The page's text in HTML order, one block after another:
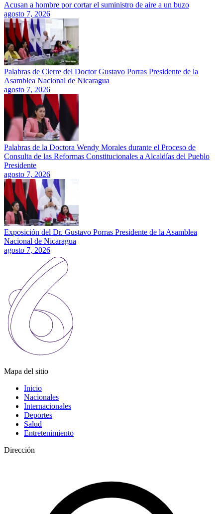
Acusan a hombre por cortar el suministro de aire a un buzo
agosto 7, 2026
Palabras de Cierre del Doctor Gustavo Porras Presidente de la
Asamblea Nacional de Nicaragua
agosto 7, 2026
Palabras de la Doctora Wendy Morales durante el Proceso de
Consulta de las Reformas Constitucionales a Alcaldías del Pueblo
Presidente
agosto 7, 2026
Exposición del Dr. Gustavo Porras Presidente de la Asamblea
Nacional de Nicaragua
agosto 7, 2026
Mapa del sitio
Inicio
Nacionales
Internacionales
Deportes
Salud
Entretenimiento
Dirección